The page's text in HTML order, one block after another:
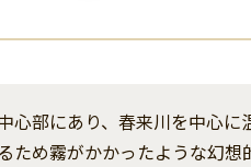
部にあり、春来川を中心に
め霧がかかったような幻想